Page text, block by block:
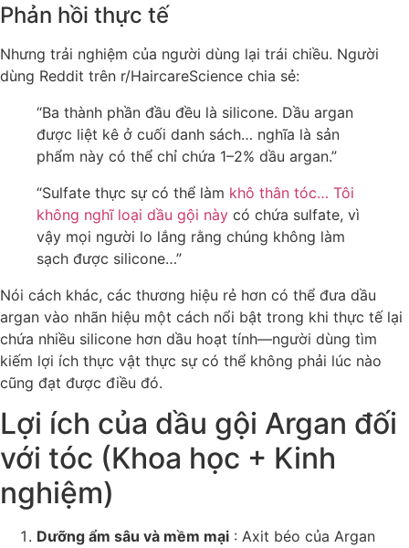
Phản hồi thực tế
Nhưng trải nghiệm của người dùng lại trái chiều. Người
dùng Reddit trên r/HaircareScience chia sẻ:
“Ba thành phần đầu đều là silicone. Dầu argan
được liệt kê ở cuối danh sách… nghĩa là sản
phẩm này có thể chỉ chứa 1–2% dầu argan.”
“Sulfate thực sự có thể làm khô thân tóc… Tôi
không nghĩ loại dầu gội này có chứa sulfate, vì
vậy mọi người lo lắng rằng chúng không làm
sạch được silicone…”
Nói cách khác, các thương hiệu rẻ hơn có thể đưa dầu
argan vào nhãn hiệu một cách nổi bật trong khi thực tế lại
chứa nhiều silicone hơn dầu hoạt tính—người dùng tìm
kiếm lợi ích thực vật thực sự có thể không phải lúc nào
cũng đạt được điều đó.
Lợi ích của dầu gội Argan đối
với tóc (Khoa học + Kinh
nghiệm)
Dưỡng ẩm sâu và mềm mại : Axit béo của Argan